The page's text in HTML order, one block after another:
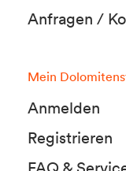
Anfragen /
Mein
Anmelden
Registrieren